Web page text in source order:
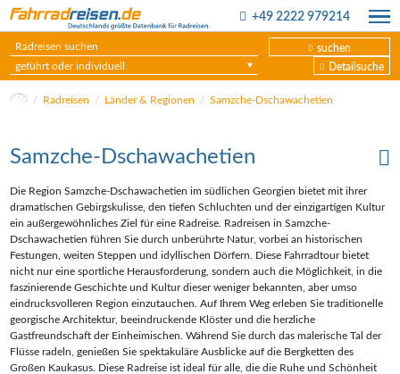
+49 2222 979214
suchen
geführt oder individuell
Detailsuche
Radreisen Länder & Regionen Samzche-Dschawachetien
Samzche-Dschawachetien
Die Region Samzche-Dschawachetien im südlichen Georgien bietet mit ihrer
dramatischen Gebirgskulisse, den tiefen Schluchten und der einzigartigen Kultur
ein außergewöhnliches Ziel für eine Radreise. Radreisen in Samzche-
Dschawachetien führen Sie durch unberührte Natur, vorbei an historischen
Festungen, weiten Steppen und idyllischen Dörfern. Diese Fahrradtour bietet
nicht nur eine sportliche Herausforderung, sondern auch die Möglichkeit, in die
faszinierende Geschichte und Kultur dieser weniger bekannten, aber umso
eindrucksvolleren Region einzutauchen. Auf Ihrem Weg erleben Sie traditionelle
georgische Architektur, beeindruckende Klöster und die herzliche
Gastfreundschaft der Einheimischen. Während Sie durch das malerische Tal der
Flüsse radeln, genießen Sie spektakuläre Ausblicke auf die Bergketten des
Großen Kaukasus. Diese Radreise ist ideal für alle, die die Ruhe und Schönheit